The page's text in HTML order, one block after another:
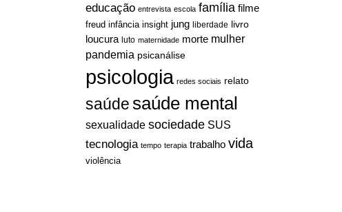
educação entrevista escola família filme
freud infância insight jung liberdade livro
loucura luto maternidade morte mulher
pandemia psicanálise
psicologia redes sociais relato
saúdesaúde mental
sexualidade sociedade SUS
tecnologia tempo terapia trabalho vida
violência